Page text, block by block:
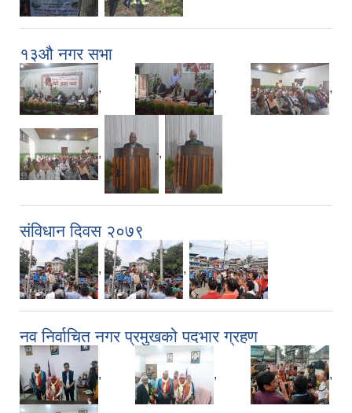
१३औ नगर सभा
, , ,
, ,
संविधान दिवस २०७९
, ,
नव निर्वाचित नगर प्रमुखको पदभार ग्रहण
, , ,